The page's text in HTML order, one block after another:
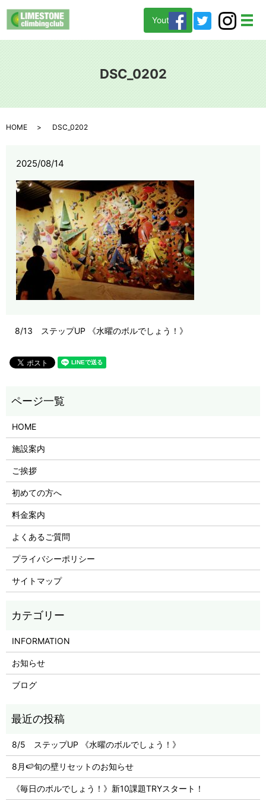
メ
Youtube
DSC_0202
HOME DSC_0202
2025/08/14
8/13 ステップUP 《水曜のボルでしょう！》
HOME
施設案内
ご挨拶
初めての方へ
料金案内
よくあるご質問
プライバシーポリシー
サイトマップ
INFORMATION
お知らせ
ブログ
8/5 ステップUP 《水曜のボルでしょう！》
8月🍉旬の壁リセットのお知らせ
《毎日のボルでしょう！》新10課題TRYスタート！